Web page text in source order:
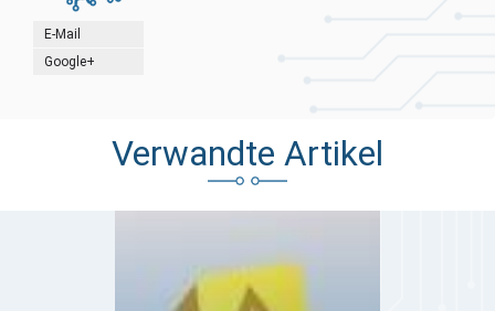
E-Mail
Google+
Verwandte Artikel